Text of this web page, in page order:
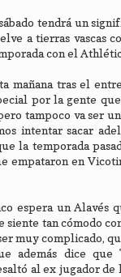
tendrá un
a tierras vascas
con el
mañana tras el
por la gente que
tampoco va ser
intentar sacar
la temporada
empataron en
espera un Alavés
siente tan cómodo
muy complicado,
además dice que
al ex jugador de